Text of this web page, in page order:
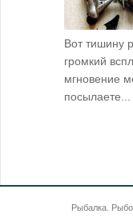
Вот тишину
громкий
мгновение
посылаете...
Рыбалка.